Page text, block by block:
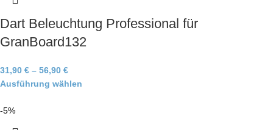
Dart Beleuchtung Professional für
GranBoard132
31,90 € – 56,90 €
Ausführung wählen
-5%